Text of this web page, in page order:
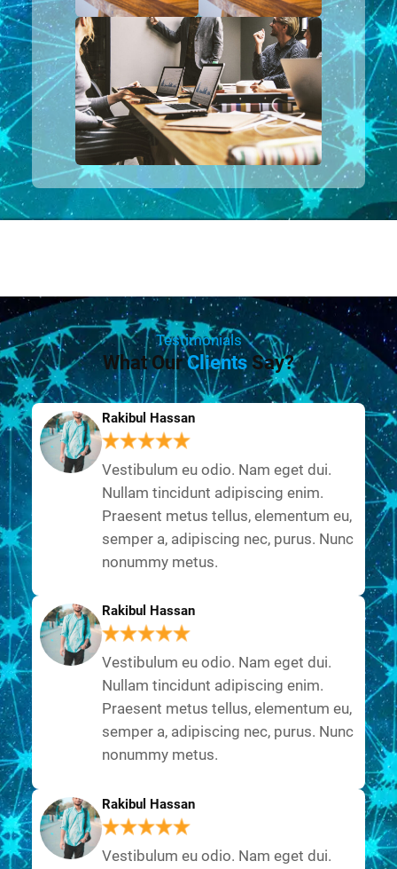
Testimonials
What OurClients Say?
Rakibul Hassan
Vestibulum eu odio. Nam eget dui.
Nullam tincidunt adipiscing enim.
Praesent metus tellus, elementum eu,
semper a, adipiscing nec, purus. Nunc
nonummy metus.
Rakibul Hassan
Vestibulum eu odio. Nam eget dui.
Nullam tincidunt adipiscing enim.
Praesent metus tellus, elementum eu,
semper a, adipiscing nec, purus. Nunc
nonummy metus.
Rakibul Hassan
Vestibulum eu odio. Nam eget dui.